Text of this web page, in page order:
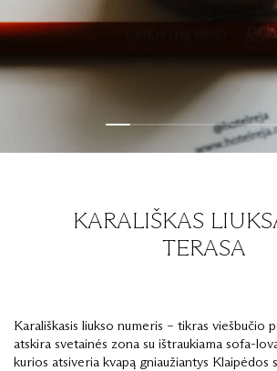
KARALIŠKAS
TERASA
Karališkasis liukso numeris – tikras viešbučio
atskira svetainės zona su ištraukiama sofa-
kurios atsiveria kvapą gniaužiantys Klaipėdos